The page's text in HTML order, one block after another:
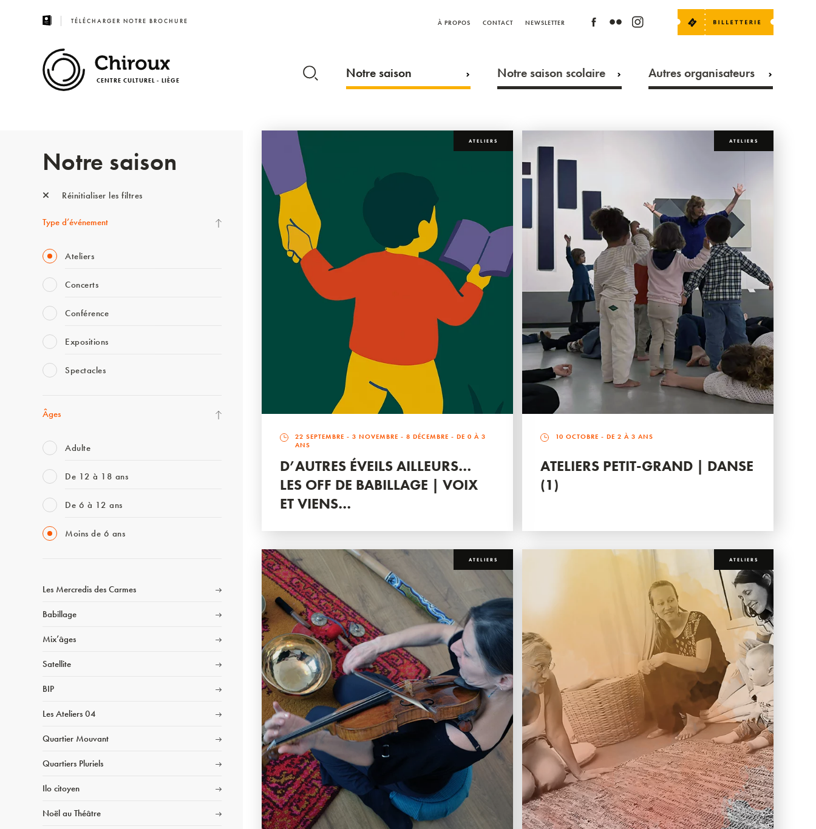
TÉLÉCHARGER NOTRE BROCHURE À PROPOS CONTACT NEWSLETTER
CENTRE CULTUREL - LIÈGE Notre saison Notre saison scolaire Autres organisateurs
Notre saison
Réinitialiser les filtres
Type d’événement
Ateliers
Concerts
Conférence
Expositions
Spectacles
Âges
Adulte
De 12 à 18 ans
De 6 à 12 ans
Moins de 6 ans
Les Mercredis des Carmes
Babillage
Mix’âges
Satellite
BIP
Les Ateliers 04
Quartier Mouvant
Quartiers Pluriels
Ilo citoyen
Noël au Théâtre
ATELIERS
22 SEPTEMBRE -3 NOVEMBRE -8 DÉCEMBRE - DE 0 À 3
ANS
D’AUTRES ÉVEILS AILLEURS…
LES OFF DE BABILLAGE | VOIX
ET VIENS…
ATELIERS
10 OCTOBRE - DE 2 À 3 ANS
ATELIERS PETIT-GRAND | DANSE
(1)
ATELIERS ATELIERS